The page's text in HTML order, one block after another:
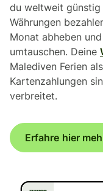
du weltweit günstig
Währungen
Monat abheben
umtauschen. Deine
Malediven Ferien
Kartenzahlungen
verbreitet.
Erfahre hier